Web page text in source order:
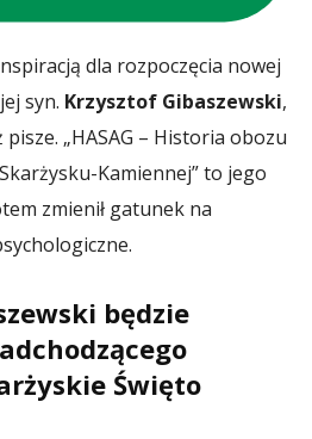
dla rozpoczęcia nowej
syn. Krzysztof Gibaszewski,
„HASAG – Historia obozu
Kamiennej” to jego
zmienił gatunek na
będzie
Święto